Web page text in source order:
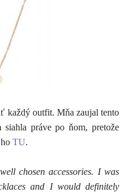
každý outfit. Mňa zaujal tento
práve po ňom, pretože
TU.
chosen accessories. I was
and I would definitely